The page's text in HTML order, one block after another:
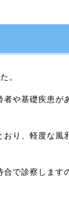
。
や基礎疾患が
り、軽度な風
で診察します